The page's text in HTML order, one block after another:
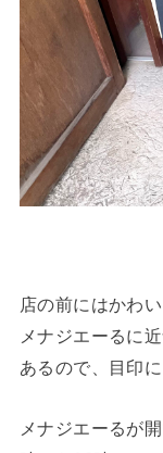
店の前にはかわ
メナジエーるに
あるので、目印
メナジエーるが